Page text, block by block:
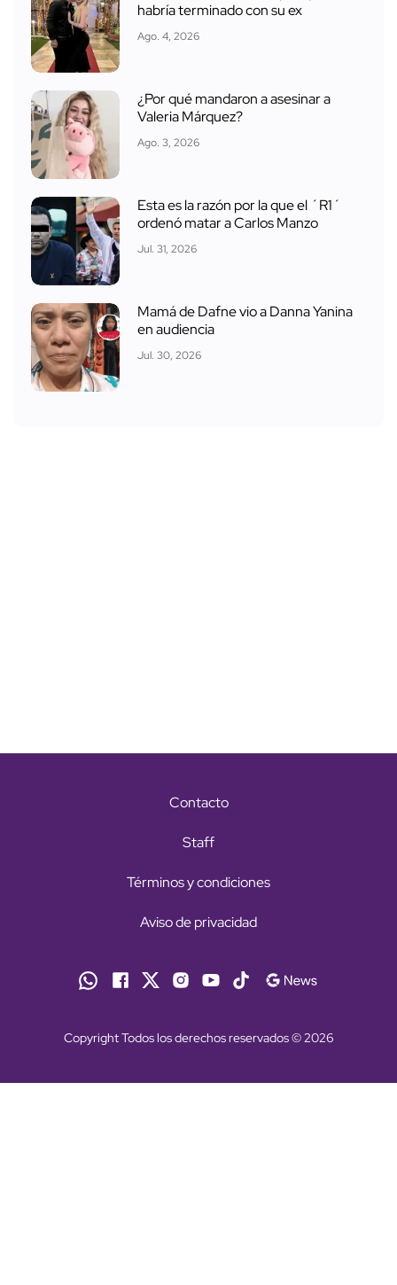
habría terminado con su ex
Ago. 4, 2026
¿Por qué mandaron a asesinar a
Valeria Márquez?
Ago. 3, 2026
Esta es la razón por la que el ´R1´
ordenó matar a Carlos Manzo
Jul. 31, 2026
Mamá de Dafne vio a Danna Yanina
en audiencia
Jul. 30, 2026
Contacto
Staff
Términos y condiciones
Aviso de privacidad
Copyright Todos los derechos reservados © 2026